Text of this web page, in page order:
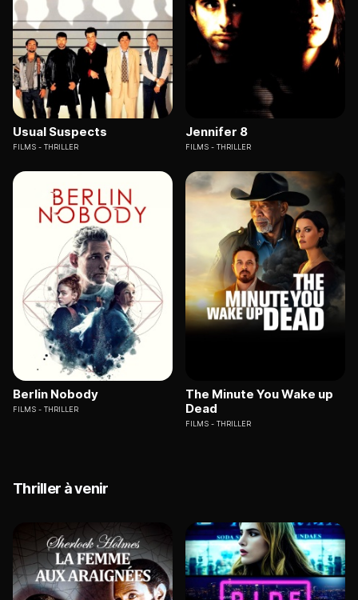
Usual Suspects
FILMS THRILLER
Jennifer 8
FILMS THRILLER
Berlin Nobody
FILMS THRILLER
The Minute You Wake up
Dead
FILMS THRILLER
Thriller à venir